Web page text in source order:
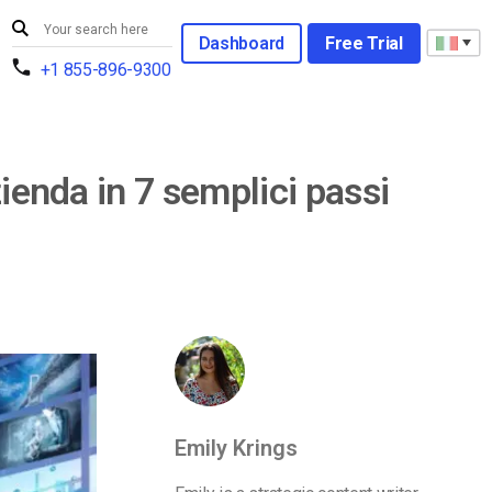
+1 855-896-9300
Dashboard Free Trial
in 7 semplici passi
Emily Krings